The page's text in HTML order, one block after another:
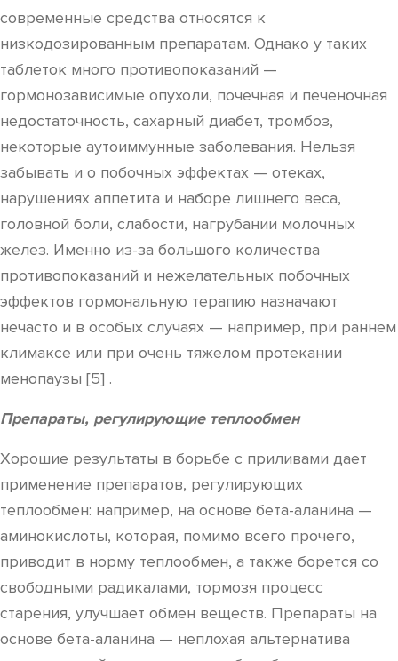
современные средства относятся к
низкодозированным препаратам. Однако у таких
таблеток много противопоказаний —
гормонозависимые опухоли, почечная и печеночная
недостаточность, сахарный диабет, тромбоз,
некоторые аутоиммунные заболевания. Нельзя
забывать и о побочных эффектах — отеках,
нарушениях аппетита и наборе лишнего веса,
головной боли, слабости, нагрубании молочных
желез. Именно из-за большого количества
противопоказаний и нежелательных побочных
эффектов гормональную терапию назначают
нечасто и в особых случаях — например, при раннем
климаксе или при очень тяжелом протекании
менопаузы [5] .
Препараты, регулирующие теплообмен
Хорошие результаты в борьбе с приливами дает
применение препаратов, регулирующих
теплообмен: например, на основе бета-аланина —
аминокислоты, которая, помимо всего прочего,
приводит в норму теплообмен, а также борется со
свободными радикалами, тормозя процесс
старения, улучшает обмен веществ. Препараты на
основе бета-аланина — неплохая альтернатива